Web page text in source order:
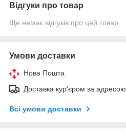
Відгуки про товар
Ще немає відгуків про цей товар
Умови доставки
Нова Пошта
Доставка кур'єром за адресою
Всі умови доставки